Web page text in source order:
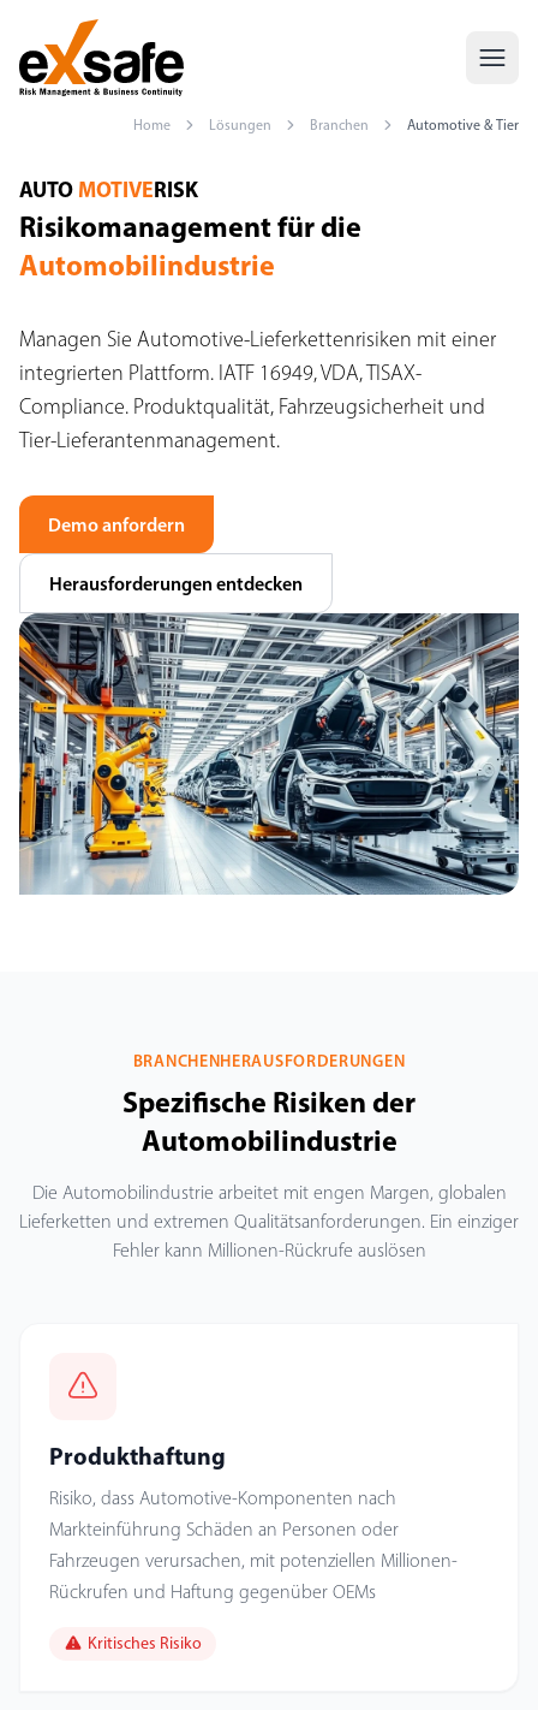
Home Lösungen Branchen Automotive & Tier
Risikomanagement Automobilindustrie — IATF 16949, VDA,
AUTO MOTIVERISK
Risikomanagement für die
Automobilindustrie
Managen Sie Automotive-Lieferkettenrisiken mit einer
integrierten Plattform. IATF 16949, VDA, TISAX-
Compliance. Produktqualität, Fahrzeugsicherheit und
Tier-Lieferantenmanagement.
Demo anfordern
Herausforderungen entdecken
BRANCHENHERAUSFORDERUNGEN
Spezifische Risiken der
Automobilindustrie
Die Automobilindustrie arbeitet mit engen Margen, globalen
Lieferketten und extremen Qualitätsanforderungen. Ein einziger
Fehler kann Millionen-Rückrufe auslösen
Produkthaftung
Risiko, dass Automotive-Komponenten nach
Markteinführung Schäden an Personen oder
Fahrzeugen verursachen, mit potenziellen Millionen-
Rückrufen und Haftung gegenüber OEMs
Kritisches Risiko